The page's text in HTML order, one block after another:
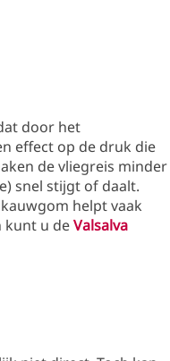
door het
effect op de druk die
de vliegreis minder
snel stijgt of daalt.
helpt vaak
kunt u deValsalva